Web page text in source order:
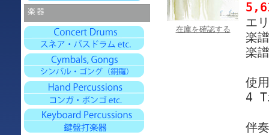
在庫を確認する
エ
楽
楽
使
4
伴